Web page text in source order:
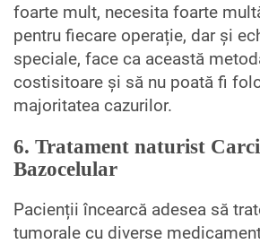
foarte mult, necesita foarte
pentru fiecare operație, dar și
speciale, face ca această
costisitoare și să nu poată fi
majoritatea cazurilor.
6. Tratament naturist
Bazocelular
Pacienții încearcă adesea să
tumorale cu diverse